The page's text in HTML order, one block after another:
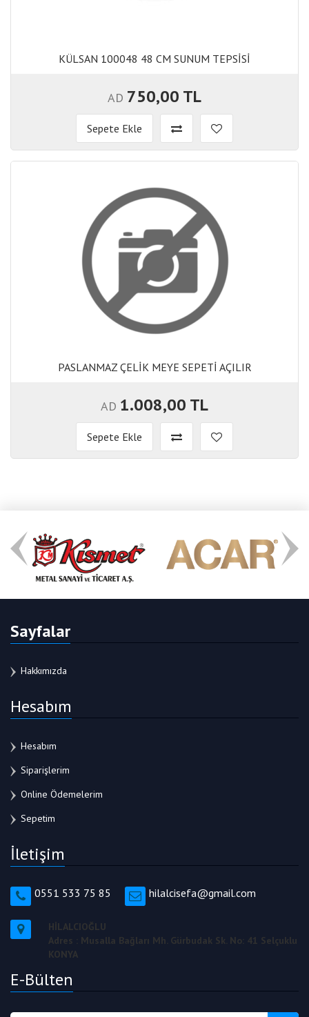
KÜLSAN 100048 48 CM SUNUM TEPSİSİ
AD 750,00 TL
Sepete Ekle
PASLANMAZ ÇELİK MEYE SEPETİ AÇILIR
AD 1.008,00 TL
Sepete Ekle
Sayfalar
Hakkımızda
Hesabım
Hesabım
Siparişlerim
Online Ödemelerim
Sepetim
İletişim
0551 533 75 85 hilalcisefa@gmail.com
HİLALCIOĞLU
Adres : Musalla Bağları Mh. Gürbudak Sk. No: 41 Selçuklu
KONYA
E-Bülten